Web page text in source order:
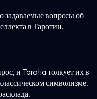
задаваемые вопросы об
в Таротии.
и Tarotia толкует их в
символизме.